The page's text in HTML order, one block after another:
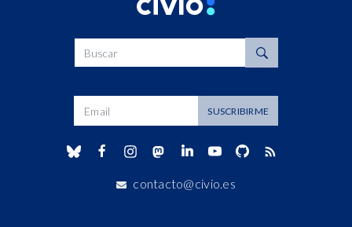
SUSCRIBIRME
contacto@civio.es